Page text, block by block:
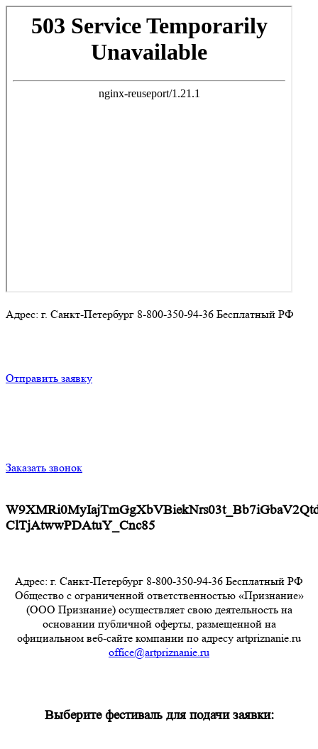
Адрес: г. Санкт-Петербург 8-800-350-94-36 Бесплатный РФ
Отправить заявку
Заказать звонок
ClTjAtwwPDAtuY_Cnc85
Адрес: г. Санкт-Петербург 8-800-350-94-36 Бесплатный РФ
Общество с ограниченной ответственностью «Признание»
(ООО Признание) осуществляет свою деятельность на
основании публичной оферты, размещенной на
официальном веб-сайте компании по адресу artpriznanie.ru
office@artpriznanie.ru
Выберите фестиваль для подачи заявки: